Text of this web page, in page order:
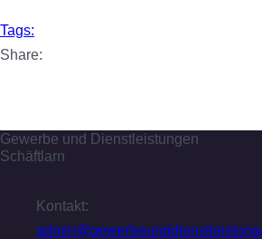
Tags:
Share:
Gewerbe und Dienstleistungen
Schäftlarn
Kontakt: